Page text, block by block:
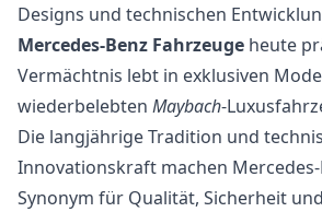
Designs und technischen
Mercedes-Benz Fahrzeuge heute
Vermächtnis lebt in exklusiven
wiederbelebten Maybach-
Die langjährige Tradition und
Innovationskraft machen
Synonym für Qualität, Sicherheit